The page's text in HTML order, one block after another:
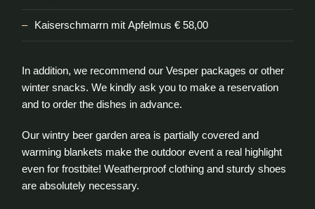
Kaiserschmarrn mit Apfelmus € 58,00
In addition, we recommend our Vesper packages or other
winter snacks. We kindly ask you to make a reservation
and to order the dishes in advance.
Our wintry beer garden area is partially covered and
warming blankets make the outdoor event a real highlight
even for frostbite! Weatherproof clothing and sturdy shoes
are absolutely necessary.